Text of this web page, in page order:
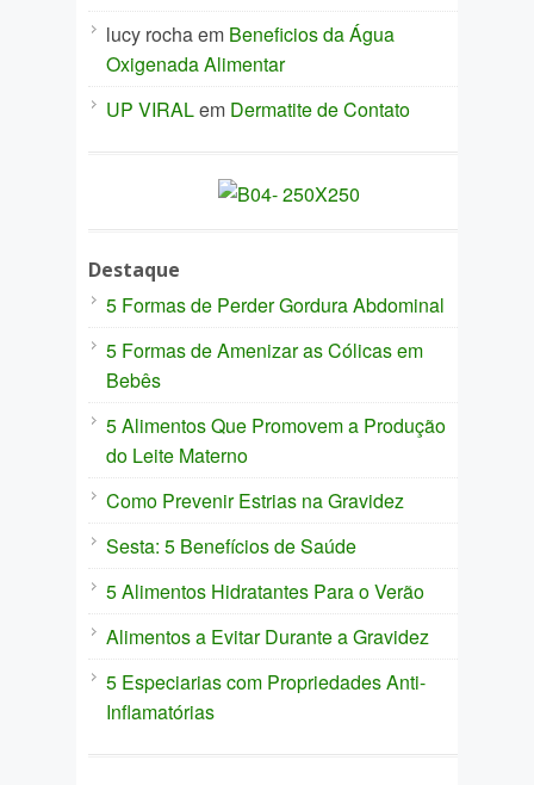
lucy rochaem Beneficios da Água
Oxigenada Alimentar
UP VIRALem Dermatite de Contato
Destaque
5 Formas de Perder Gordura Abdominal
5 Formas de Amenizar as Cólicas em
Bebês
5 Alimentos Que Promovem a Produção
do Leite Materno
Como Prevenir Estrias na Gravidez
Sesta: 5 Benefícios de Saúde
5 Alimentos Hidratantes Para o Verão
Alimentos a Evitar Durante a Gravidez
5 Especiarias com Propriedades Anti-
Inflamatórias